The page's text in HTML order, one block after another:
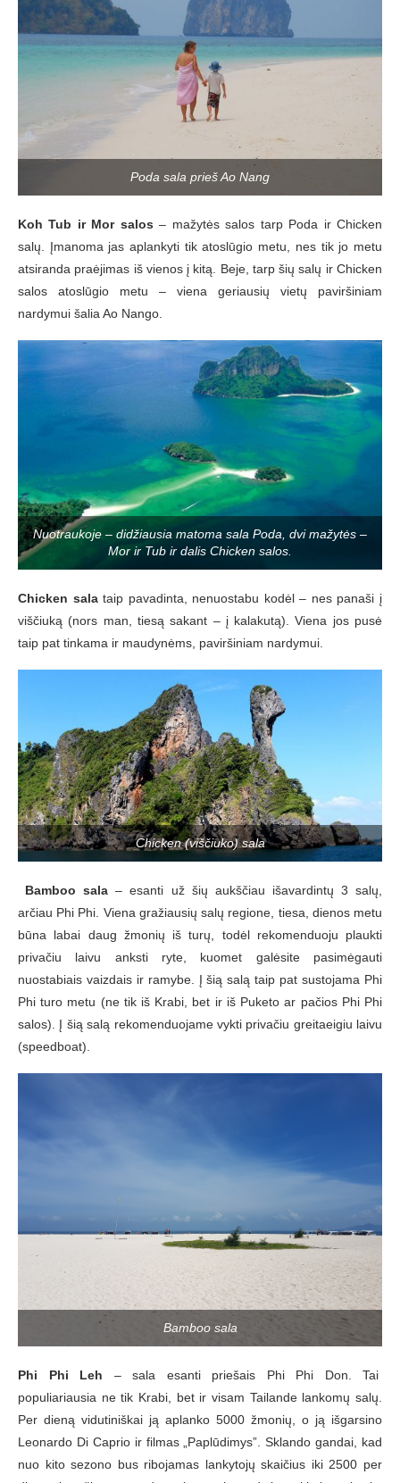
Poda sala prieš Ao Nang
Koh Tub ir Mor salos – mažytės salos tarp Poda ir Chicken
salų. Įmanoma jas aplankyti tik atoslūgio metu, nes tik jo metu
atsiranda praėjimas iš vienos į kitą. Beje, tarp šių salų ir Chicken
salos atoslūgio metu – viena geriausių vietų paviršiniam
nardymui šalia Ao Nango.
Nuotraukoje – didžiausia matoma sala Poda, dvi mažytės –
Mor ir Tub ir dalis Chicken salos.
Chicken salataip pavadinta, nenuostabu kodėl – nes panaši į
viščiuką (nors man, tiesą sakant – į kalakutą). Viena jos pusė
taip pat tinkama ir maudynėms, paviršiniam nardymui.
Chicken (viščiuko) sala
Bamboo sala – esanti už šių aukščiau išavardintų 3 salų,
arčiau Phi Phi. Viena gražiausių salų regione, tiesa, dienos metu
būna labai daug žmonių iš turų, todėl rekomenduoju plaukti
privačiu laivu anksti ryte, kuomet galėsite pasimėgauti
nuostabiais vaizdais ir ramybe. Į šią salą taip pat sustojama Phi
Phi turo metu (ne tik iš Krabi, bet ir iš Puketo ar pačios Phi Phi
salos). Į šią salą rekomenduojame vykti privačiu greitaeigiu laivu
(speedboat).
Bamboo sala
Phi Phi Leh – sala esanti priešais Phi Phi Don. Tai
populiariausia ne tik Krabi, bet ir visam Tailande lankomų salų.
Per dieną vidutiniškai ją aplanko 5000 žmonių, o ją išgarsino
Leonardo Di Caprio ir filmas „Paplūdimys”. Sklando gandai, kad
nuo kito sezono bus ribojamas lankytojų skaičius iki 2500 per